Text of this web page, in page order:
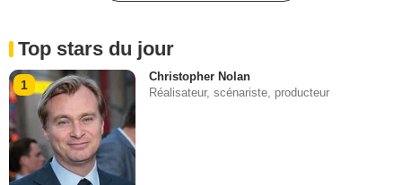
Top stars du jour
1
Christopher Nolan
Réalisateur, scénariste, producteur